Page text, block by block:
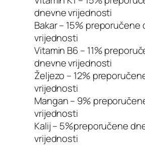
dnevne vrijednosti
Bakar – 15% preporučene
vrijednosti
Vitamin B6 – 11%
dnevne vrijednosti
Željezo – 12%
vrijednosti
Mangan – 9%
vrijednosti
Kalij – 5%preporučene
vrijednosti